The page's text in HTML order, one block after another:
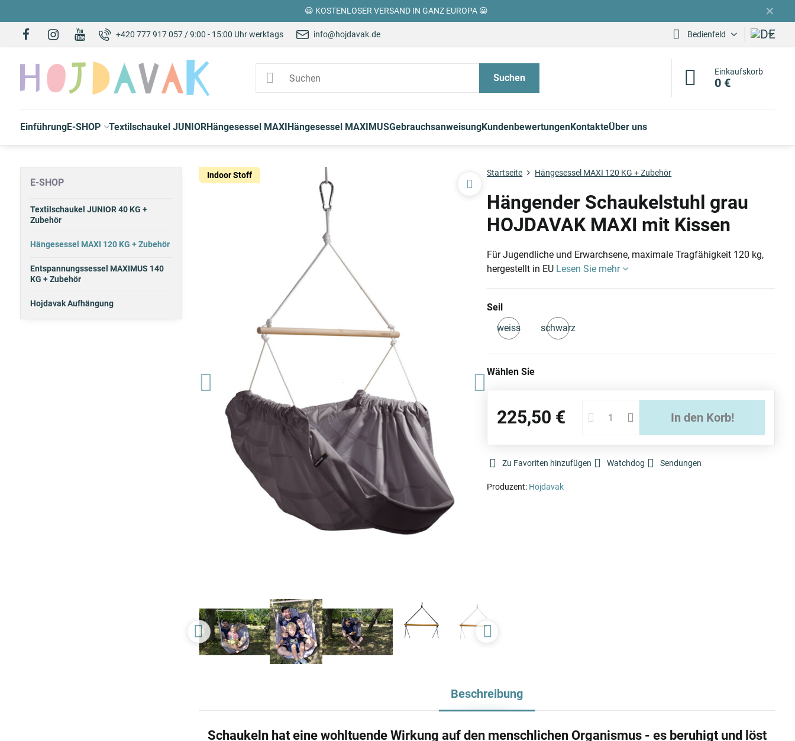
✕
😀 KOSTENLOSER VERSAND IN GANZ EUROPA 😀
+420 777 917 057 / 9:00 - 15:00 Uhr werktags info@hojdavak.de Bedienfeld
Suchen
Einkaufskorb
0 €
EinführungE-SHOP Textilschaukel JUNIORHängesessel MAXIHängesessel MAXIMUSGebrauchsanweisungKundenbewertungenKontakteÜber uns
Indoor Stoff Startseite Hängesessel MAXI 120 KG + Zubehör
Hängender Schaukelstuhl grau
HOJDAVAK MAXI mit Kissen
Für Jugendliche und Erwarchsene, maximale Tragfähigkeit 120 kg,
hergestellt in EU Lesen Sie mehr
Seil
weiss
Lager
schwarz
Lager
Wählen Sie
225,50 € In den Korb!
Zu Favoriten hinzufügen Watchdog Sendungen
Produzent: Hojdavak
Beschreibung
Schaukeln hat eine wohltuende Wirkung auf den menschlichen Organismus - es beruhigt und löst
E-SHOP
Textilschaukel JUNIOR 40 KG +
Zubehör
Hängesessel MAXI 120 KG + Zubehör
Entspannungssessel MAXIMUS 140
KG + Zubehör
Hojdavak Aufhängung